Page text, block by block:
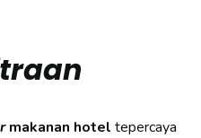
makanan hotel tepercaya